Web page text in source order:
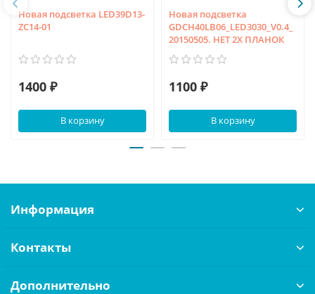
Новая подсветка LED39D13-
ZC14-01
1400 ₽
В корзину
Новая подсветка
GDCH40LB06_LED3030_V0.4_
20150505. НЕТ 2Х ПЛАНОК
1100 ₽
В корзину
Информация
Контакты
Дополнительно